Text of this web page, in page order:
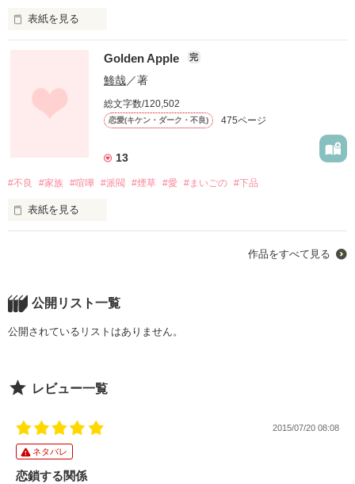
試運転20230210終了
レビューありがとうございます！
伊桜らな様
天城さくや様
玩具となった。
"捨てて"ください」
※下品な表現があります。
20200602〜
表紙を見る
嫌いなものがある。
冬の朝一番の冷たい水道水、
「面白そうだな。混ぜてくれよ」
全員
イカれてる
「ごちゃごちゃうるせえんだよ」
Golden Apple 完
鯵哉／著
総文字数/120,502
恋愛(キケン・ダーク・不良) 475ページ
13
#不良 #家族 #喧嘩 #派閥 #煙草 #愛 #まいごの #下品
表紙を見る
師走直前。
あたしは隣の男が吸った煙草の副流煙を
吸い込む。
あたしは舌打ちをする。
あたしは今日、
作品をすべて見る
公開リスト一覧
公開されているリストはありません。
レビュー一覧
2015/07/20 08:08
ネタバレ
恋鎖する関係